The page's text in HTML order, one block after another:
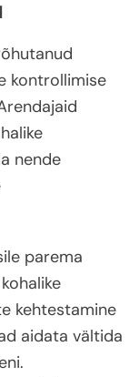
kontrollimise
nende
parema
kehtestamine
aidata vältida